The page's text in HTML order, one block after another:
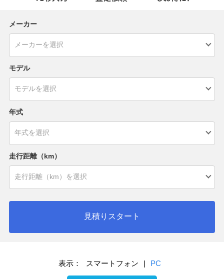
メーカー
モデル
年式
走行距離（km）
見積りスタート
表示： スマートフォン | PC